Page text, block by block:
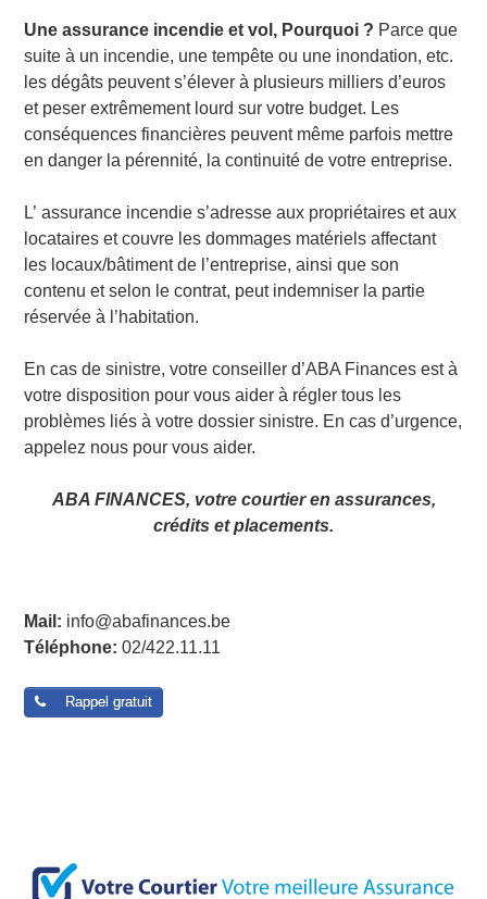
Une assurance incendie et vol, Pourquoi ? Parce que
suite à un incendie, une tempête ou une inondation, etc.
les dégâts peuvent s’élever à plusieurs milliers d’euros
et peser extrêmement lourd sur votre budget. Les
conséquences financières peuvent même parfois mettre
en danger la pérennité, la continuité de votre entreprise.
L’ assurance incendie s’adresse aux propriétaires et aux
locataires et couvre les dommages matériels affectant
les locaux/bâtiment de l’entreprise, ainsi que son
contenu et selon le contrat, peut indemniser la partie
réservée à l’habitation.
En cas de sinistre, votre conseiller d’ABA Finances est à
votre disposition pour vous aider à régler tous les
problèmes liés à votre dossier sinistre. En cas d’urgence,
appelez nous pour vous aider.
ABA FINANCES, votre courtier en assurances,
crédits et placements.
Post navigation
Mail: info@abafinances.be
Téléphone: 02/422.11.11
Rappel gratuit